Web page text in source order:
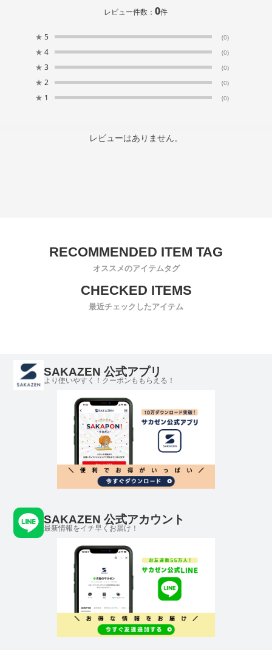
レビュー件数：0件
★ 5 (0)
★ 4 (0)
★ 3 (0)
★ 2 (0)
★ 1 (0)
レビューはありません。
オススメのアイテムタグ
最近チェックしたアイテム
SAKAZEN 公式アプリ
より使いやすく！クーポンももらえる！
SAKAZEN 公式アカウント
最新情報をイチ早くお届け！